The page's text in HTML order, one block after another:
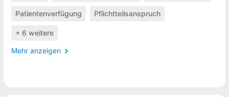
Patientenverfügung Pflichtteilsanspruch
+ 6 weitere
Mehr anzeigen